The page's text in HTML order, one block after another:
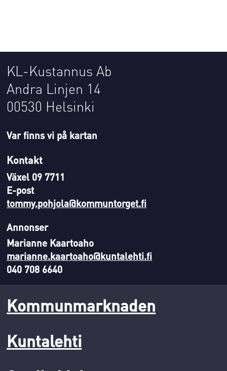
KL-Kustannus Ab
Andra Linjen 14
00530 Helsinki
Var finns vi på kartan
Kontakt
Växel 09 7711
E-post
tommy.pohjola@kommuntorget.fi
Annonser
Marianne Kaartoaho
marianne.kaartoaho@kuntalehti.fi
040 708 6640
Kommunmarknaden
Kuntalehti